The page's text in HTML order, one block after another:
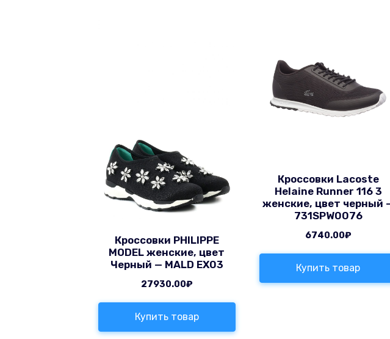
Кроссовки PHILIPPE
MODEL женские, цвет
Черный — MALD EX03
27930.00₽
Купить товар
Кроссовки Lacoste
Helaine Runner 116 3
женские, цвет черный
731SPW0076
6740.00₽
Купить товар